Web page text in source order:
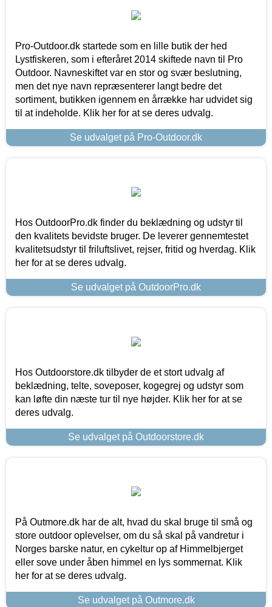
Pro-Outdoor.dk startede som en lille butik der hed
Lystfiskeren, som i efteråret 2014 skiftede navn til Pro
Outdoor. Navneskiftet var en stor og svær beslutning,
men det nye navn repræsenterer langt bedre det
sortiment, butikken igennem en årrække har udvidet sig
til at indeholde. Klik her for at se deres udvalg.
Se udvalget på Pro-Outdoor.dk
Hos OutdoorPro.dk finder du beklædning og udstyr til
den kvalitets bevidste bruger. De leverer gennemtestet
kvalitetsudstyr til friluftslivet, rejser, fritid og hverdag. Klik
her for at se deres udvalg.
Se udvalget på OutdoorPro.dk
Hos Outdoorstore.dk tilbyder de et stort udvalg af
beklædning, telte, soveposer, kogegrej og udstyr som
kan løfte din næste tur til nye højder. Klik her for at se
deres udvalg.
Se udvalget på Outdoorstore.dk
På Outmore.dk har de alt, hvad du skal bruge til små og
store outdoor oplevelser, om du så skal på vandretur i
Norges barske natur, en cykeltur op af Himmelbjerget
eller sove under åben himmel en lys sommernat. Klik
her for at se deres udvalg.
Se udvalget på Outmore.dk